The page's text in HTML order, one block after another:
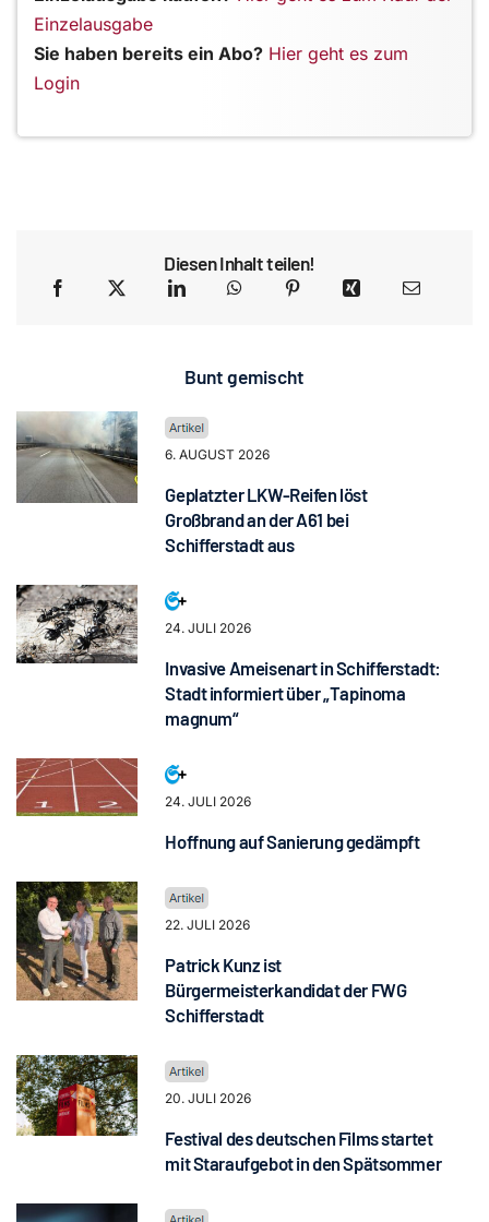
Einzelausgabe
Sie haben bereits ein Abo? Hier geht es zum
Login
Diesen Inhalt teilen!
Bunt gemischt
6. AUGUST 2026
Geplatzter LKW-Reifen löst
Großbrand an der A61 bei
Schifferstadt aus
24. JULI 2026
Invasive Ameisenart in Schifferstadt:
Stadt informiert über „Tapinoma
magnum“
24. JULI 2026
Hoffnung auf Sanierung gedämpft
22. JULI 2026
Patrick Kunz ist
Bürgermeisterkandidat der FWG
Schifferstadt
20. JULI 2026
Festival des deutschen Films startet
mit Staraufgebot in den Spätsommer